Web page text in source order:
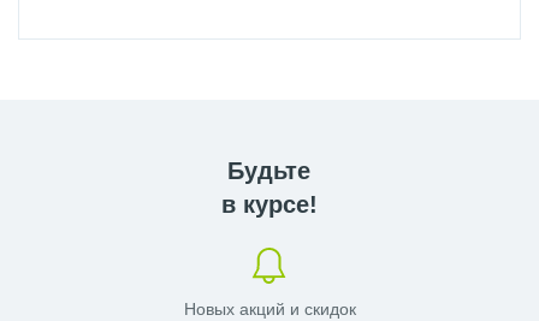
Будьте
в курсе!
Новых акций и скидок